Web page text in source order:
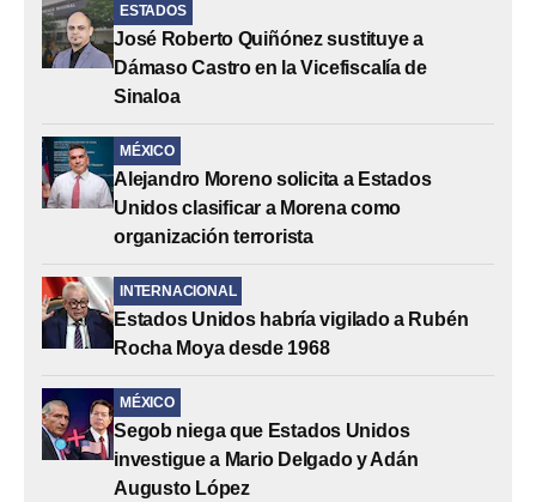
ESTADOS
José Roberto Quiñónez sustituye a
Dámaso Castro en la Vicefiscalía de
Sinaloa
MÉXICO
Alejandro Moreno solicita a Estados
Unidos clasificar a Morena como
organización terrorista
INTERNACIONAL
Estados Unidos habría vigilado a Rubén
Rocha Moya desde 1968
MÉXICO
Segob niega que Estados Unidos
investigue a Mario Delgado y Adán
Augusto López